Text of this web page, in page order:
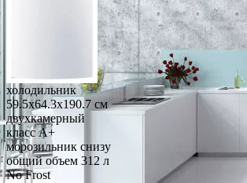
холодильник
59.5x64.3x190.7 см
двухкамерный
класс A+
морозильник снизу
общий объем 312 л
No Frost